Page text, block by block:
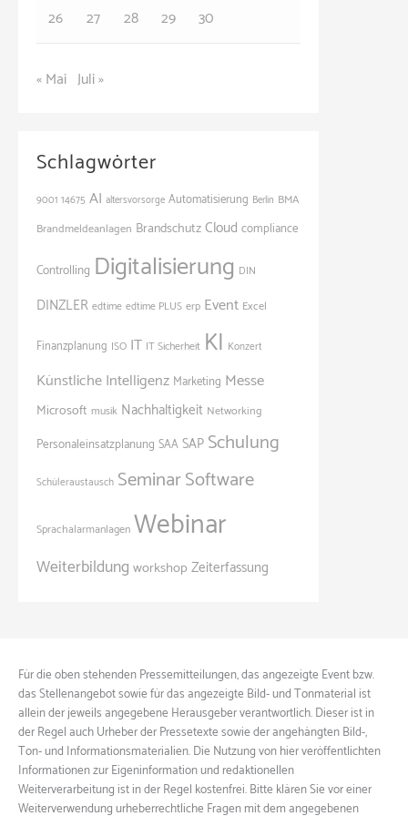
26
27 28 29 30
« Mai Juli »
Schlagwörter
9001 14675 AI altersvorsorge Automatisierung Berlin BMA
Brandmeldeanlagen BrandschutzCloud compliance
Controlling Digitalisierung DIN
DINZLER edtime edtime PLUS erp Event Excel
Finanzplanung ISO IT IT Sicherheit KI Konzert
Künstliche Intelligenz Marketing Messe
Microsoft musik Nachhaltigkeit Networking
Personaleinsatzplanung SAASAP Schulung
Schüleraustausch SeminarSoftware
Sprachalarmanlagen Webinar
Weiterbildung workshop Zeiterfassung
Für die oben stehenden Pressemitteilungen, das angezeigte Event bzw.
das Stellenangebot sowie für das angezeigte Bild- und Tonmaterial ist
allein der jeweils angegebene Herausgeber verantwortlich. Dieser ist in
der Regel auch Urheber der Pressetexte sowie der angehängten Bild-,
Ton- und Informationsmaterialien. Die Nutzung von hier veröffentlichten
Informationen zur Eigeninformation und redaktionellen
Weiterverarbeitung ist in der Regel kostenfrei. Bitte klären Sie vor einer
Weiterverwendung urheberrechtliche Fragen mit dem angegebenen